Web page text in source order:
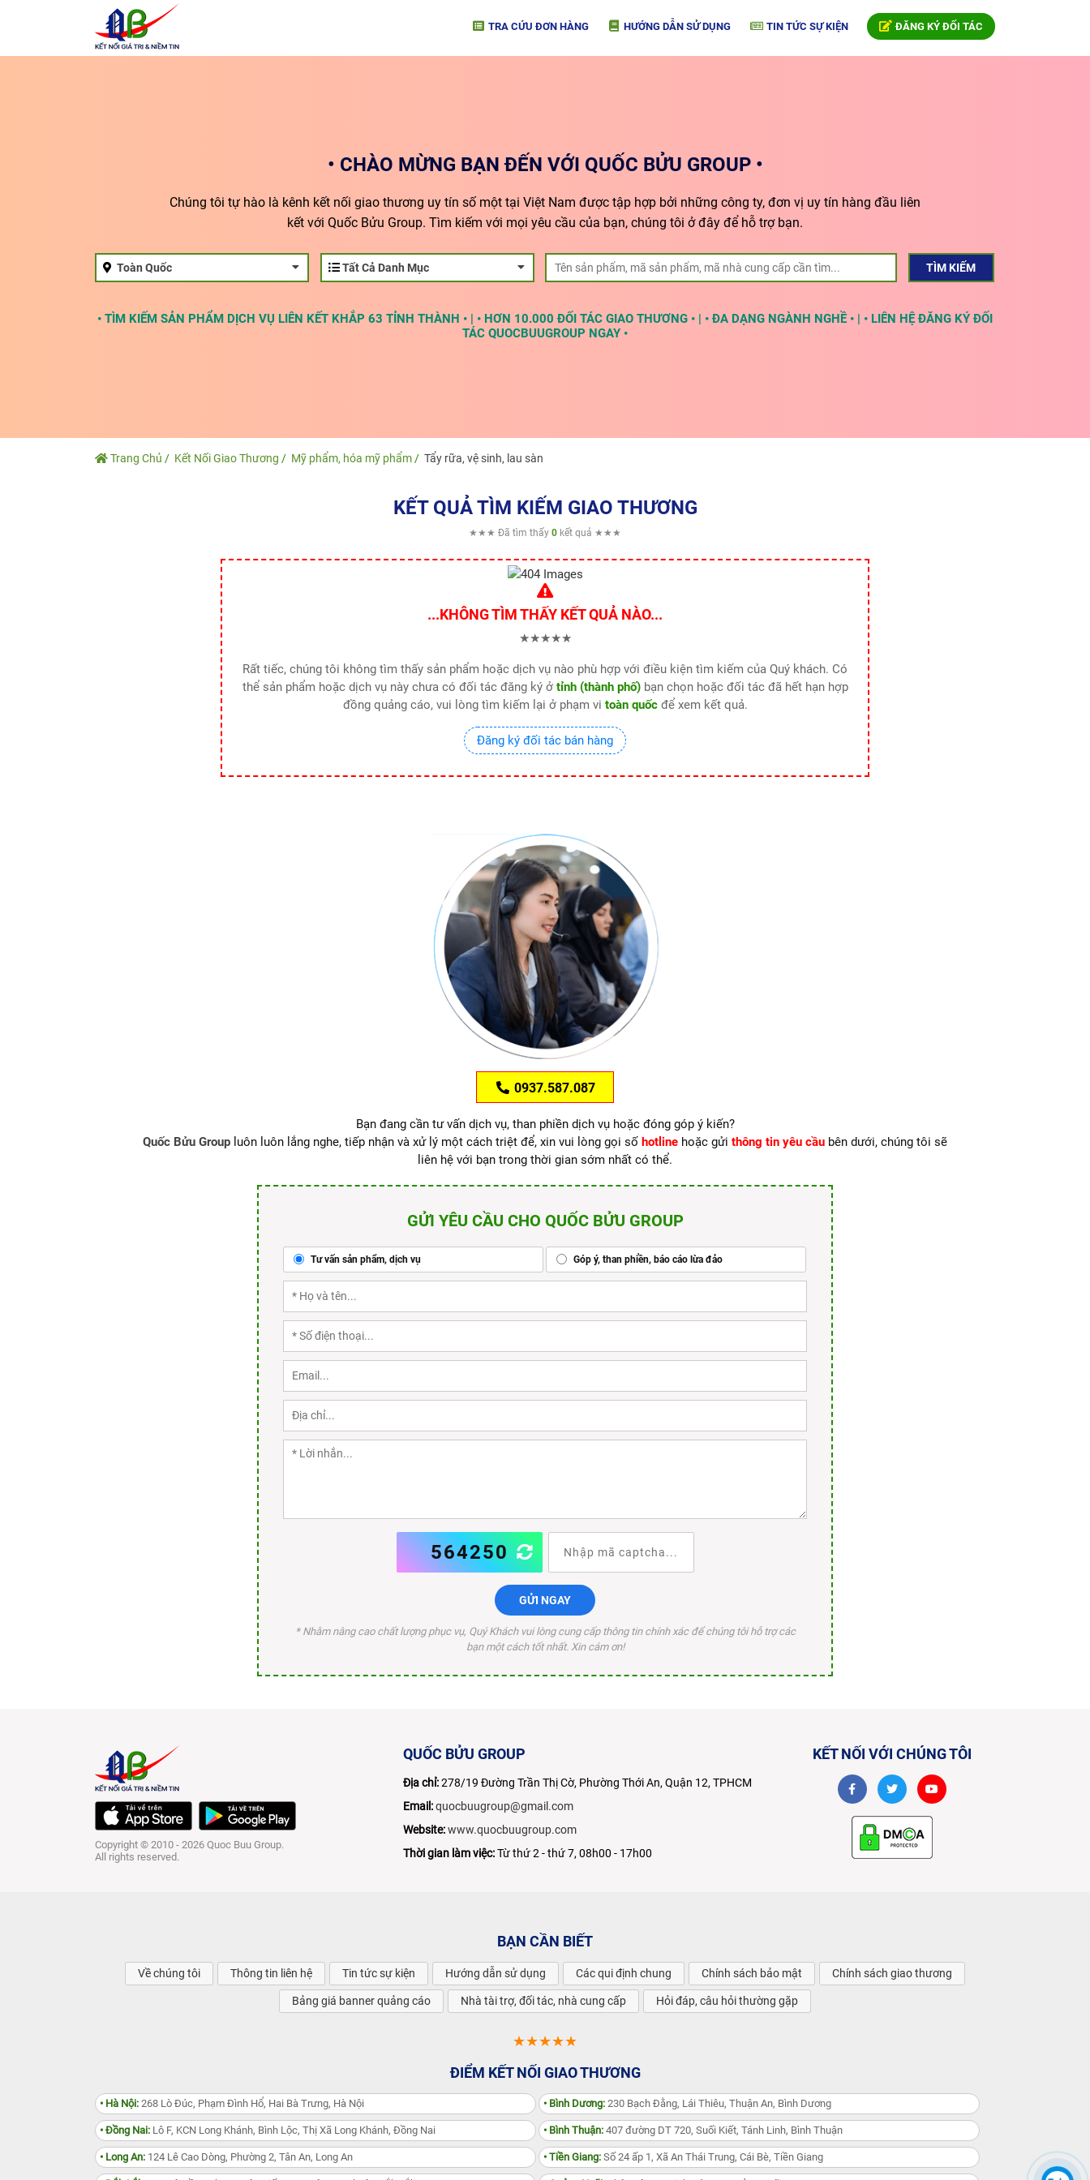
TRA CỨU ĐƠN HÀNG HƯỚNG DẪN SỬ DỤNG TIN TỨC SỰ KIỆN ĐĂNG KÝ ĐỐI TÁC
• CHÀO MỪNG BẠN ĐẾN VỚI QUỐC BỬU GROUP •
Chúng tôi tự hào là kênh kết nối giao thương uy tín số một tại Việt Nam được tập hợp bởi những công ty, đơn vị uy tín hàng đầu liên
kết với Quốc Bửu Group. Tìm kiếm với mọi yêu cầu của bạn, chúng tôi ở đây để hỗ trợ bạn.
Toàn Quốc Tất Cả Danh Mục TÌM KIẾM
• TÌM KIẾM SẢN PHẨM DỊCH VỤ LIÊN KẾT KHẮP 63 TỈNH THÀNH • | • HƠN 10.000 ĐỐI TÁC GIAO THƯƠNG • | • ĐA DẠNG NGÀNH NGHỀ • | • LIÊN HỆ ĐĂNG KÝ ĐỐI
TÁC QUOCBUUGROUP NGAY •
Trang Chủ Kết Nối Giao Thương Mỹ phẩm, hóa mỹ phẩm Tẩy rữa, vệ sinh, lau sàn
KẾT QUẢ TÌM KIẾM GIAO THƯƠNG
★★★ Đã tìm thấy 0 kết quả ★★★
...KHÔNG TÌM THẤY KẾT QUẢ NÀO...
★★★★★
Rất tiếc, chúng tôi không tìm thấy sản phẩm hoặc dịch vụ nào phù hợp với điều kiện tìm kiếm của Quý khách. Có
thể sản phẩm hoặc dịch vụ này chưa có đối tác đăng ký ở tỉnh (thành phố)bạn chọn hoặc đối tác đã hết hạn hợp
đồng quảng cáo, vui lòng tìm kiếm lại ở phạm vi toàn quốcđể xem kết quả.
Đăng ký đối tác bán hàng
0937.587.087
Bạn đang cần tư vấn dịch vụ, than phiền dịch vụ hoặc đóng góp ý kiến?
Quốc Bửu Group luôn luôn lắng nghe, tiếp nhận và xử lý một cách triệt để, xin vui lòng gọi số hotline hoặc gửi thông tin yêu cầu bên dưới, chúng tôi sẽ
liên hệ với bạn trong thời gian sớm nhất có thể.
GỬI YÊU CẦU CHO QUỐC BỬU GROUP
Tư vấn sản phẩm, dịch vụ Góp ý, than phiền, báo cáo lừa đảo
564250
GỬI NGAY
* Nhằm nâng cao chất lượng phục vụ, Quý Khách vui lòng cung cấp thông tin chính xác để chúng tôi hỗ trợ các
bạn một cách tốt nhất. Xin cám ơn!
Copyright © 2010 - 2026 Quoc Buu Group.
All rights reserved.
QUỐC BỬU GROUP
Địa chỉ:278/19 Đường Trần Thị Cờ, Phường Thới An, Quận 12, TPHCM
Email:quocbuugroup@gmail.com
Website:www.quocbuugroup.com
Thời gian làm việc:Từ thứ 2 - thứ 7, 08h00 - 17h00
KẾT NỐI VỚI CHÚNG TÔI
BẠN CẦN BIẾT
Về chúng tôi Thông tin liên hệ Tin tức sự kiện Hướng dẫn sử dụng Các qui định chung Chính sách bảo mật Chính sách giao thương
Bảng giá banner quảng cáo Nhà tài trợ, đối tác, nhà cung cấp Hỏi đáp, câu hỏi thường gặp
★★★★★
ĐIỂM KẾT NỐI GIAO THƯƠNG
• Hà Nội: 268 Lò Đúc, Phạm Đình Hổ, Hai Bà Trưng, Hà Nội • Bình Dương:230 Bạch Đằng, Lái Thiêu, Thuận An, Bình Dương
• Đồng Nai: Lô F, KCN Long Khánh, Bình Lộc, Thị Xã Long Khánh, Đồng Nai • Bình Thuận:407 đường DT 720, Suối Kiết, Tánh Linh, Bình Thuận
• Long An: 124 Lê Cao Dòng, Phường 2, Tân An, Long An • Tiền Giang:Số 24 ấp 1, Xã An Thái Trung, Cái Bè, Tiền Giang